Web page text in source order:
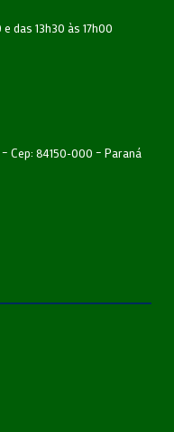
das 13h30 às 17h00
Cep: 84150-000 – Paraná